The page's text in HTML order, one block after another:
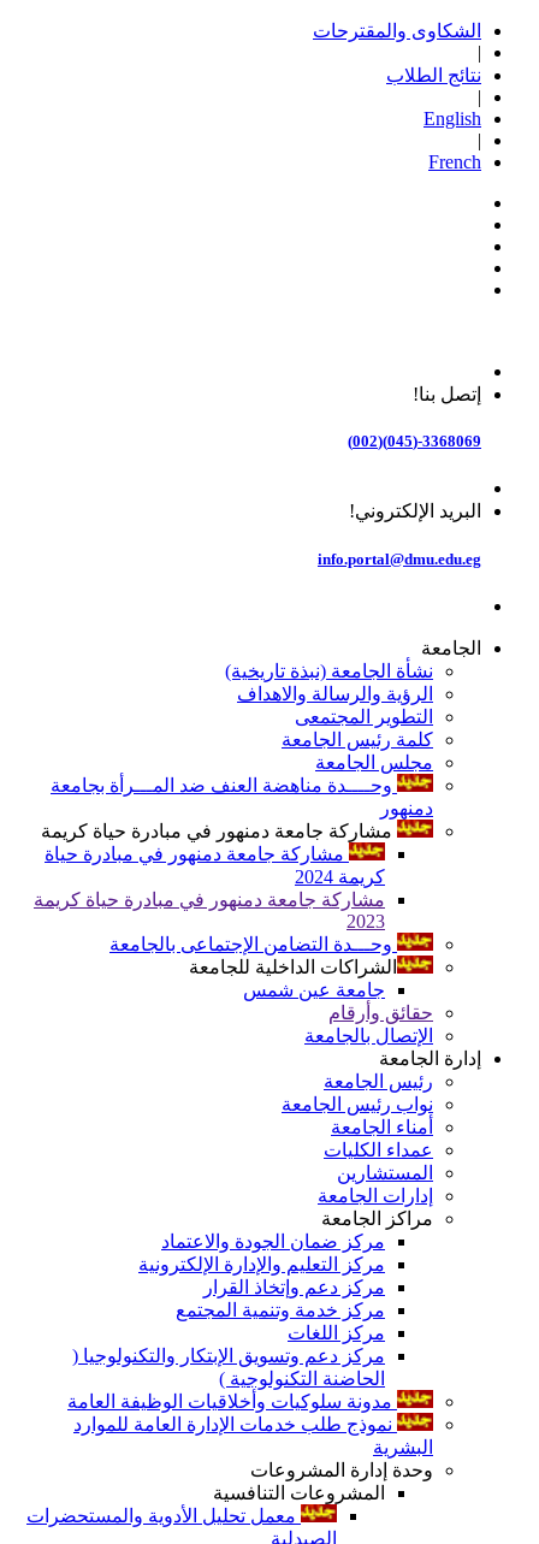
الشكاوى والمقترحات
|
نتائج الطلاب
|
English
|
French
إتصل بنا!
3368069-(045)(002)
البريد الإلكتروني!
info.portal@dmu.edu.eg
الجامعة
نشأة الجامعة (نبذة تاريخية)
الرؤية والرسالة والاهداف
التطوير المجتمعى
كلمة رئيس الجامعة
مجلس الجامعة
وحــــدة مناهضة العنف ضد المـــرأة بجامعة
دمنهور
مشاركة جامعة دمنهور في مبادرة حياة كريمة
مشاركة جامعة دمنهور في مبادرة حياة
كريمة 2024
مشاركة جامعة دمنهور في مبادرة حياة كريمة
2023
وحـــدة التضامن الإجتماعى بالجامعة
الشراكات الداخلية للجامعة
جامعة عين شمس
حقائق وأرقام
الإتصال بالجامعة
إدارة الجامعة
رئيس الجامعة
نواب رئيس الجامعة
أمناء الجامعة
عمداء الكليات
المستشارين
إدارات الجامعة
مراكز الجامعة
مركز ضمان الجودة والاعتماد
مركز التعليم والإدارة الإلكترونية
مركز دعم وإتخاذ القرار
مركز خدمة وتنمية المجتمع
مركز اللغات
مركز دعم وتسويق الإبتكار والتكنولوجيا (
الحاضنة التكنولوجية )
مدونة سلوكيات وأخلاقيات الوظيفة العامة
نموذج طلب خدمات الإدارة العامة للموارد
البشرية
وحدة إدارة المشروعات
المشروعات التنافسية
معمل تحليل الأدوية والمستحضرات
الصيدلية